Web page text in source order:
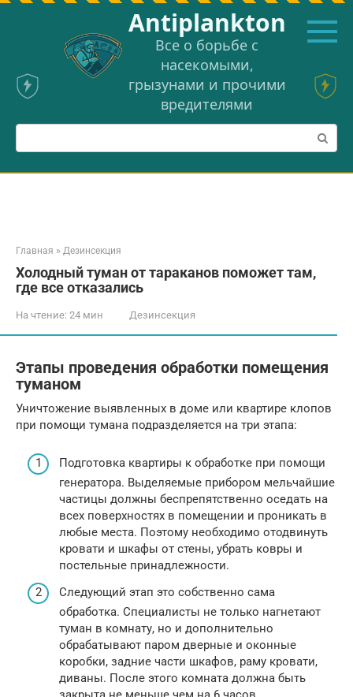
Перейти
Аntiplankton
Все о борьбе с
насекомыми,
грызунами и прочими
вредителями
Поиск:
Главная » Дезинсекция
Холодный туман от тараканов поможет там,
где все отказались
На чтение: 24 мин Дезинсекция
Этапы проведения обработки помещения
туманом
Уничтожение выявленных в доме или квартире клопов
при помощи тумана подразделяется на три этапа:
Подготовка квартиры к обработке при помощи
генератора. Выделяемые прибором мельчайшие
частицы должны беспрепятственно оседать на
всех поверхностях в помещении и проникать в
любые места. Поэтому необходимо отодвинуть
кровати и шкафы от стены, убрать ковры и
постельные принадлежности.
Следующий этап это собственно сама
обработка. Специалисты не только нагнетают
туман в комнату, но и дополнительно
обрабатывают паром дверные и оконные
коробки, задние части шкафов, раму кровати,
диваны. После этого комната должна быть